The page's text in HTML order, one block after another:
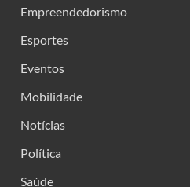
Empreendedorismo
Esportes
Eventos
Mobilidade
Notícias
Política
Saúde